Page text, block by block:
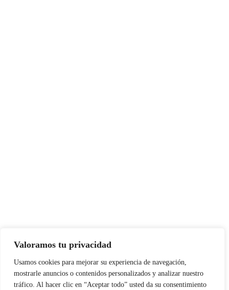
Valoramos tu privacidad
Usamos cookies para mejorar su experiencia de navegación,
mostrarle anuncios o contenidos personalizados y analizar nuestro
tráfico. Al hacer clic en “Aceptar todo” usted da su consentimiento